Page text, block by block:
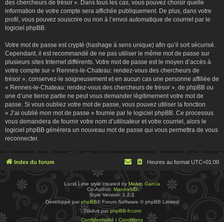
des chercheurs de trésor ». Dans tous les cas, vous pouvez choisir quelle
information de votre compte sera affichée publiquement. De plus, dans votre
profil, vous pouvez souscrire ou non à l’envoi automatique de courriel par le
logiciel phpBB.
Votre mot de passe est crypté (hashage à sens unique) afin qu’il soit sécurisé.
Cependant, il est recommandé de ne pas utiliser le même mot de passe sur
plusieurs sites Internet différents. Votre mot de passe est le moyen d’accès à
votre compte sur « Rennes-le-Chateau: rendez-vous des chercheurs de
trésor », conservez-le soigneusement et en aucun cas une personne affiliée de
« Rennes-le-Chateau: rendez-vous des chercheurs de trésor », de phpBB ou
une d’une tierce partie ne peut vous demander légitimement votre mot de
passe. Si vous oubliez votre mot de passe, vous pouvez utiliser la fonction
« J’ai oublié mon mot de passe » fournie par le logiciel phpBB. Ce processus
vous demandera de fournir votre nom d’utilisateur et votre courriel, alors le
logiciel phpBB générera un nouveau mot de passe qui vous permettra de vous
reconnecter.
Index du forum Heures au format UTC+01:00
Lucid Lime style created by Melvin García
Co-Author: MannixMD
Style Version: 1.2.1
Développé par phpBB® Forum Software © phpBB Limited
Traduit parphpBB-fr.com
Confidentialité | Conditions